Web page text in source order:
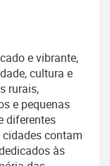
e vibrante,
cultura e
rurais,
e pequenas
diferentes
contam
às